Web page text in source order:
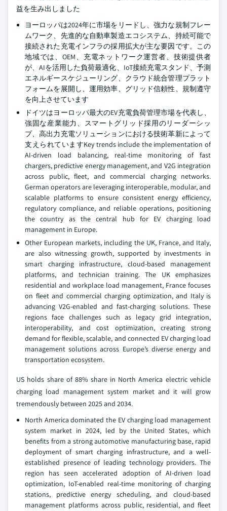
益を生み出しました
ヨーロッパは2024年に市場をリードし、強力な規制フレー
ムワーク、先進的な自動車製造エコシステム、持続可能で
接続された充電インフラの採用拡大が主な要因です。この
地域では、OEM、充電ネットワーク運営者、技術提供者
が、AIを活用した負荷最適化、IoT接続充電スタンド、予測
エネルギースケジューリング、クラウド統合管理プラット
フォームを展開し、運用効率、グリッド信頼性、規制遵守
を向上させています
ドイツはヨーロッパ最大のEV充電負荷管理市場を代表し、
強固な産業能力、スマートグリッド採用のリーダーシッ
プ、高出力充電ソリューションにおける技術革新によって
支えられていますKey trends include the implementation of
AI-driven load balancing, real-time monitoring of fast
chargers, predictive energy management, and V2G integration
across public, fleet, and commercial charging networks.
German operators are leveraging interoperable, modular, and
scalable platforms to ensure consistent energy efficiency,
regulatory compliance, and reliable operations, positioning
the country as the central hub for EV charging load
management in Europe.
Other European markets, including the UK, France, and Italy,
are also witnessing growth, supported by investments in
smart charging infrastructure, cloud-based management
platforms, and technician training. The UK emphasizes
residential and workplace load management, France focuses
on fleet and commercial charging optimization, and Italy is
advancing V2G-enabled and fast-charging solutions. These
regions face challenges such as legacy grid integration,
interoperability, and cost optimization, creating strong
demand for flexible, scalable, and connected EV charging load
management solutions across Europe’s diverse energy and
transportation ecosystem.
US holds share of 88% share in North America electric vehicle
charging load management system market and it will grow
tremendously between 2025 and 2034.
North America dominated the EV charging load management
system market in 2024, led by the United States, which
benefits from a strong automotive manufacturing base, rapid
deployment of smart charging infrastructure, and a well-
established presence of leading technology providers. The
region has seen accelerated adoption of AI-driven load
optimization, IoT-enabled real-time monitoring of charging
stations, predictive energy scheduling, and cloud-based
management platforms across public, residential, and fleet